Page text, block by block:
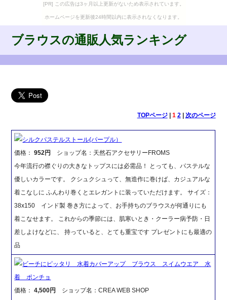
[PR] この広告は3ヶ月以上更新がないため表示されています。
ホームページを更新後24時間以内に表示されなくなります。
ブラウスの通販人気ランキング
TOPページ| 1 2| 次のページ
シルクパステルストール(パープル）
価格：952円
ショップ名：天然石アクセサリーFROMS
今年流行の襟ぐりの大きなトップスには必需品！ とっても、パステルな
優しいカラーです。 クシュクシュって、無造作に巻けば、カジュアルな
着こなしに ふんわり巻くとエレガントに装っていただけます。 サイズ：
38x150 インド製 巻き方によって、お手持ちのブラウスが何通りにも
着こなせます。 これからの季節には、肌寒いとき・クーラー病予防・日
差しよけなどに、 持っていると、とても重宝です プレゼントにも最適の
品
ビーチにピッタリ 水着カバーアップ ブラウス スイムウエア 水
着 ポンチョ
価格：4,500円 ショップ名：CREA WEB SHOP